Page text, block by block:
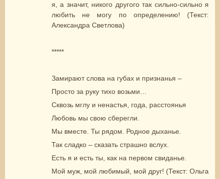
я, а значит, никого другого так сильно-сильно я
любить не могу по определению! (Текст:
Александра Светлова)
*****
Замирают слова на губах и признанья –
Просто за руку тихо возьми…
Сквозь мглу и ненастья, года, расстоянья
Любовь мы свою сберегли.
Мы вместе. Ты рядом. Родное дыханье.
Так сладко – сказать страшно вслух.
Есть я и есть ты, как на первом свиданье.
Мой муж, мой любимый, мой друг! (Текст: Ольга